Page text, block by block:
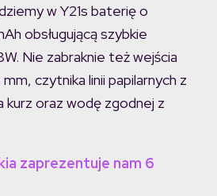
w Y21s baterię o
obsługującą szybkie
Nie zabraknie też wejścia
czytnika linii papilarnych z
kurz oraz wodę zgodnej z
zaprezentuje nam 6